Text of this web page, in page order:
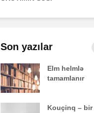
Son yazılar
Elm helmlə
tamamlanır
Kouçinq – bir